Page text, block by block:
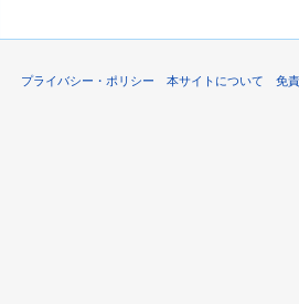
プライバシー・ポリシー 本サイトについて 免